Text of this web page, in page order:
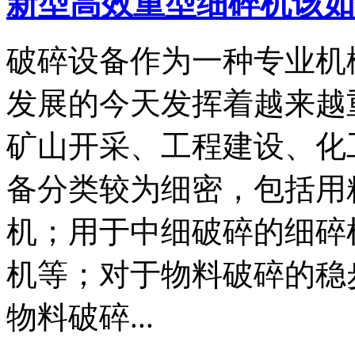
破碎设备作为一种专业
发展的今天发挥着越来
矿山开采、工程建设、
备分类较为细密，包括
机；用于中细破碎的细
机等；对于物料破碎的
物料破碎...